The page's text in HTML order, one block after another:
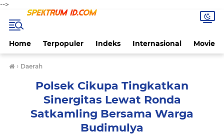
-->
Home Terpopuler Indeks Internasional Movie
› Daerah
Polsek Cikupa Tingkatkan
Sinergitas Lewat Ronda
Satkamling Bersama Warga
Budimulya